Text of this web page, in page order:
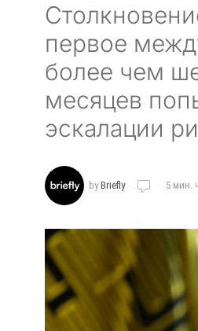
первое
более чем
месяцев
эскалации
byBriefly 5 мин.